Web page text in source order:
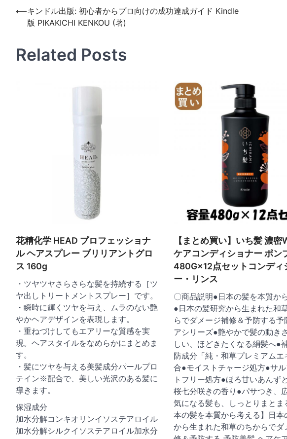
投
ビ
⟵キンドル出版: 初心者からプロ向けの成功達成ガイド Kindle
版 PIKAKICHI KENKOU (著)
Related Posts
花精化学 HEAD プロフェッショナ
ル ヘアスプレー ブリリアントグロ
ス 160g
・ツヤツヤさらさらな髪を持続する［ツ
ヤ出しトリートメントスプレー］です。
・瞬時に輝くツヤを与え、ムラのない艶
やかヘアデザインを表現します。
・重ねづけしてもエアリーな質感を実
現。ヘアスタイルをなめらかにまとめま
す。
・髪にツヤを与える美髪成分パールプロ
テイン※配合で、美しい光沢のある髪に
導きます。
保湿成分
加水分解コンキオリンイソステアロイル
加水分解シルクイソステアロイル加水分
【まとめ買い】いち髪 濃密
ケアコンディショナー ポン
480G×12点セットコンディ
ー・リンス
〇商品説明●日本の髪を本質か
●日本の髪研究から生まれた和
らでダメージ補修＆予防する予
アシリーズ●艶やかで髪の動き
しい、ほどきたくなる絹髪へ●
防成分「純・和草プレミアムエ
合●モイストチャージ処方●サ
トフリー処方●ほろ甘いあんず
桜七分咲きの香り●パサつき、
気になる髪も、しっとりまとま
本の髪を本質から考える】日本
から生まれた和草のちからでダ